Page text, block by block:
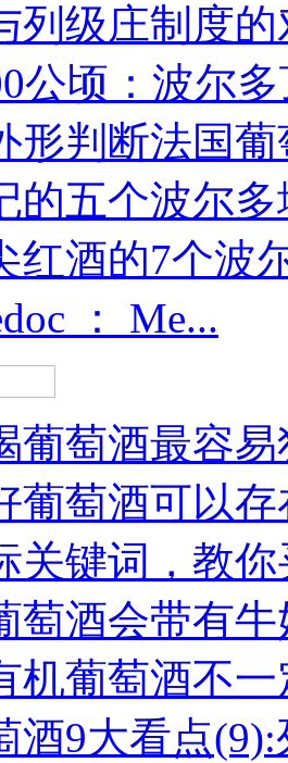
列级庄制度
公顷：波尔
形判断法国
的五个波尔多
红酒的7个波
： Me...
葡萄酒最容
葡萄酒可以
关键词，教
萄酒会带有
机葡萄酒不
酒9大看点(9):